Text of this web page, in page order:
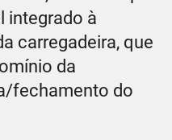
integrado à
carregadeira, que
da
fechamento do